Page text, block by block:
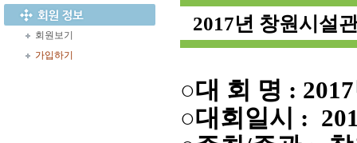
회원보기
가입하기
2017년 창원시설
○대 회 명 :
○대회일시 :